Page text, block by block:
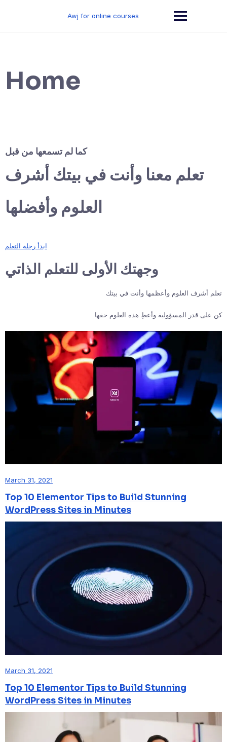
Awj for online courses
Home
كما لم تسمعها من قبل
تعلم معنا وأنت في بيتك أشرف
العلوم وأفضلها
ابدأ رحلة التعلم
وجهتك الأولى للتعلم الذاتي
تعلم أشرف العلوم وأعظمها وأنت في بيتك
كن على قدر المسؤولية وأعطِ هذه العلوم حقها
March 31, 2021
Top 10 Elementor Tips to Build Stunning
WordPress Sites in Minutes
March 31, 2021
Top 10 Elementor Tips to Build Stunning
WordPress Sites in Minutes